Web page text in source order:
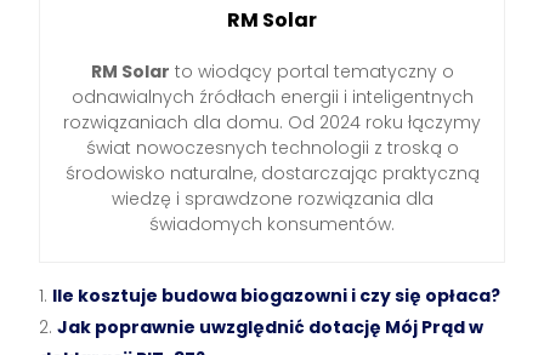
RM Solar
RM Solar to wiodący portal tematyczny o
odnawialnych źródłach energii i inteligentnych
rozwiązaniach dla domu. Od 2024 roku łączymy
świat nowoczesnych technologii z troską o
środowisko naturalne, dostarczając praktyczną
wiedzę i sprawdzone rozwiązania dla
świadomych konsumentów.
Ile kosztuje budowa biogazowni i czy się opłaca?
Jak poprawnie uwzględnić dotację Mój Prąd w